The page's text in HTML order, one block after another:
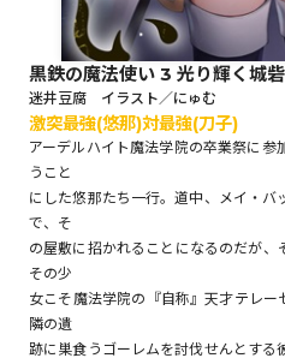
コミック
コミックク
コミックパ
黒鉄の魔法使い 3 光り輝く城砦
迷井豆腐 イラスト／にゅむ
激突――最強(悠那)対最強(刀子)
アーデルハイト魔法学院の卒業祭に
うこと
にした悠那たち一行。道中、メイ・バ
で、そ
の屋敷に招かれることになるのだが、
その少
女こそ魔法学院の『自称』天才テレ
隣の遺
跡に巣食うゴーレムを討伐せんとする